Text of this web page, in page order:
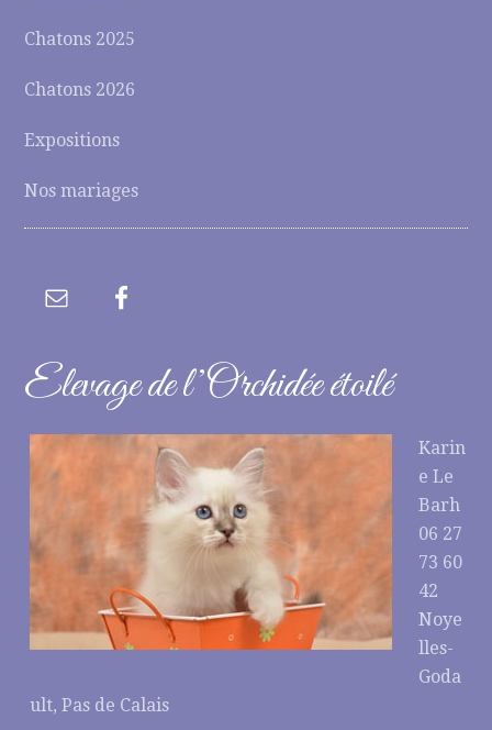
Chatons 2025
Chatons 2026
Expositions
Nos mariages
Elevage de l’Orchidée étoilé
Karin
e Le
Barh
06 27
73 60
42
Noye
lles-
Goda
ult, Pas de Calais